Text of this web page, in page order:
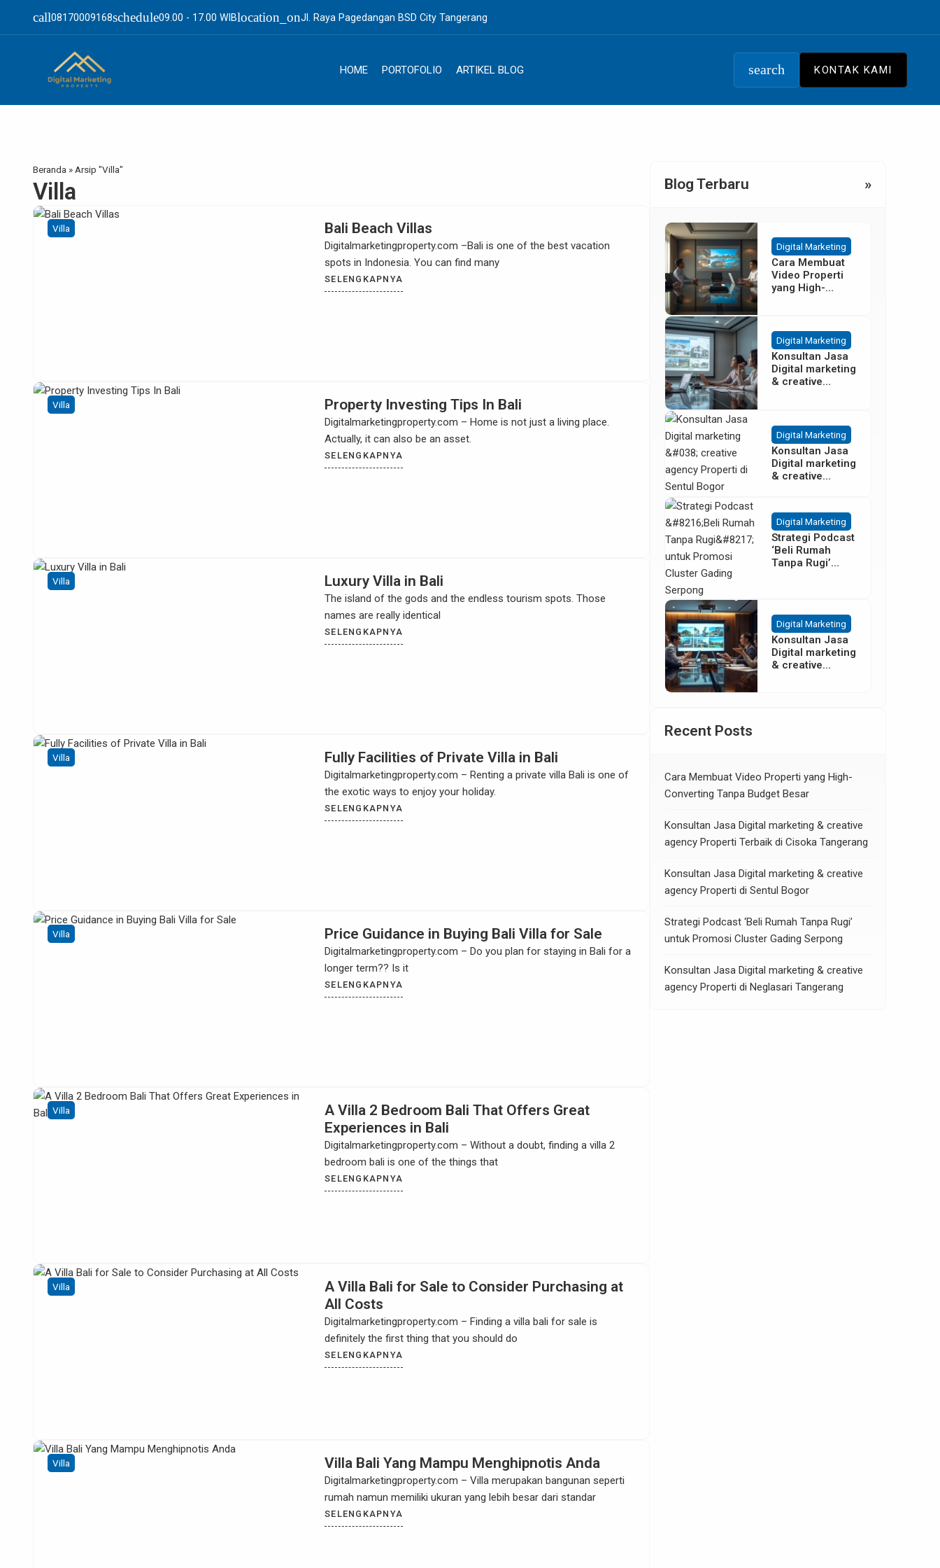
call08170009168schedule09.00 - 17.00 WIBlocation_onJl. Raya Pagedangan BSD City Tangerang
HOME PORTOFOLIO ARTIKEL BLOG search KONTAK KAMI
Beranda » Arsip "Villa"
Villa
Villa Bali Beach Villas
Digitalmarketingproperty.com –Bali is one of the best vacation
spots in Indonesia. You can find many
SELENGKAPNYA
Villa Property Investing Tips In Bali
Digitalmarketingproperty.com – Home is not just a living place.
Actually, it can also be an asset.
SELENGKAPNYA
Villa Luxury Villa in Bali
The island of the gods and the endless tourism spots. Those
names are really identical
SELENGKAPNYA
Villa Fully Facilities of Private Villa in Bali
Digitalmarketingproperty.com – Renting a private villa Bali is one of
the exotic ways to enjoy your holiday.
SELENGKAPNYA
Villa Price Guidance in Buying Bali Villa for Sale
Digitalmarketingproperty.com – Do you plan for staying in Bali for a
longer term?? Is it
SELENGKAPNYA
Villa
A Villa 2 Bedroom Bali That Offers Great
Experiences in Bali
Digitalmarketingproperty.com – Without a doubt, finding a villa 2
bedroom bali is one of the things that
SELENGKAPNYA
Villa
A Villa Bali for Sale to Consider Purchasing at
All Costs
Digitalmarketingproperty.com – Finding a villa bali for sale is
definitely the first thing that you should do
SELENGKAPNYA
Villa Villa Bali Yang Mampu Menghipnotis Anda
Digitalmarketingproperty.com – Villa merupakan bangunan seperti
rumah namun memiliki ukuran yang lebih besar dari standar
SELENGKAPNYA
Blog Terbaru »
Digital Marketing
Cara Membuat
Video Properti
yang High-
Digital Marketing
Konsultan Jasa
Digital marketing
& creative
Tangerang
Digital Marketing
Konsultan Jasa
Digital marketing
& creative
Digital Marketing
Strategi Podcast
‘Beli Rumah
Tanpa Rugi’
Digital Marketing
Konsultan Jasa
Digital marketing
& creative
Recent Posts
Cara Membuat Video Properti yang High-
Converting Tanpa Budget Besar
Konsultan Jasa Digital marketing & creative
agency Properti Terbaik di Cisoka Tangerang
Konsultan Jasa Digital marketing & creative
agency Properti di Sentul Bogor
Strategi Podcast ‘Beli Rumah Tanpa Rugi’
untuk Promosi Cluster Gading Serpong
Konsultan Jasa Digital marketing & creative
agency Properti di Neglasari Tangerang